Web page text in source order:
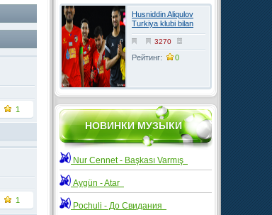
1
1
Husniddin Aliqulov
Turkiya klubi bilan
kelishuvga erishdi
3270
Рейтинг: 0
НОВИНКИ МУЗЫКИ
Nur Cennet - Başkası Varmış
Aygün - Atar
Pochuli - До Свидания